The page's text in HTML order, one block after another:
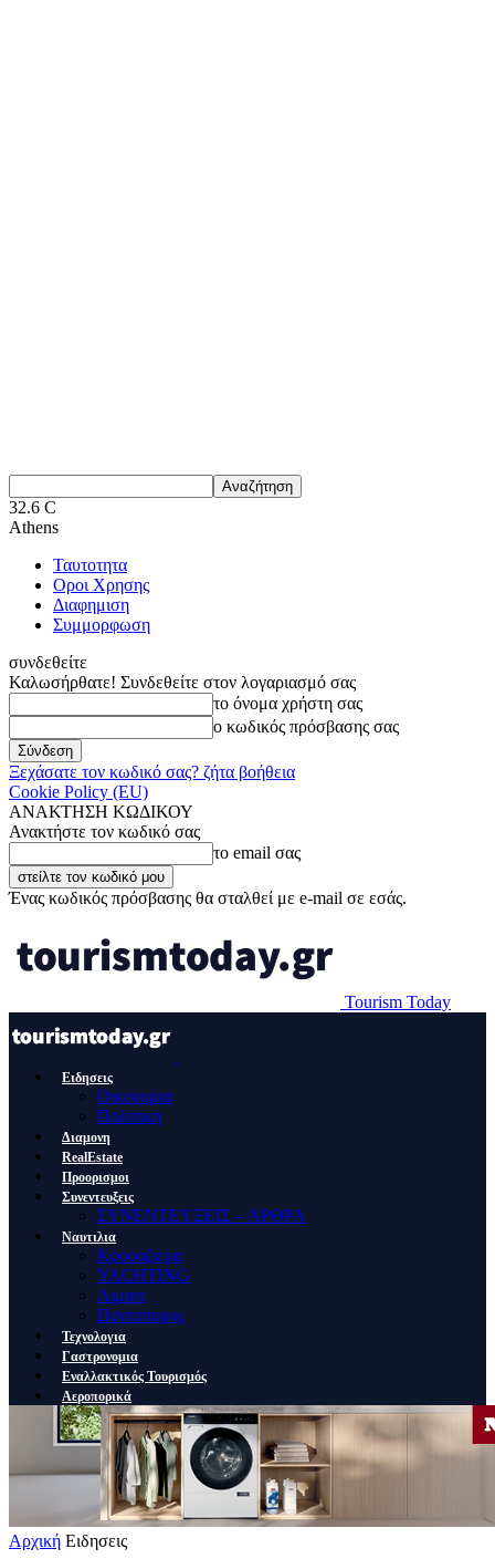
32.6 C
Athens
Ταυτοτητα
Οροι Χρησης
Διαφημιση
Συμμορφωση
συνδεθείτε
Καλωσήρθατε! Συνδεθείτε στον λογαριασμό σας
το όνομα χρήστη σας
ο κωδικός πρόσβασης σας
Ξεχάσατε τον κωδικό σας? ζήτα βοήθεια
Cookie Policy (EU)
ΑΝΑΚΤΗΣΗ ΚΩΔΙΚΟΥ
Ανακτήστε τον κωδικό σας
το email σας
Ένας κωδικός πρόσβασης θα σταλθεί με e-mail σε εσάς.
Tourism Today
Ειδησεις
Οικονομια
Πολιτικη
Διαμονη
RealEstate
Προορισμοι
Συνεντευξεις
ΣΥΝΕΝΤΕΥΞΕΙΣ – ΑΡΘΡΑ
Ναυτιλια
Κρουαζιερα
YACHTING
Λιμανι
Ποντοπορος
Τεχνολογια
Γαστρονομια
Εναλλακτικός Τουρισμός
Αεροπορικά
Αρχική Ειδησεις